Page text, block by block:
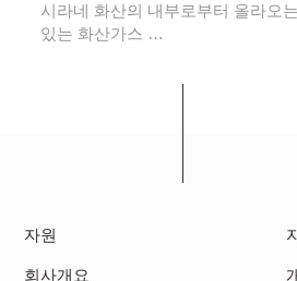
을 가호해 왔고, 지금도 여전히 이
수호신으로 숭 …
자원
회사개요